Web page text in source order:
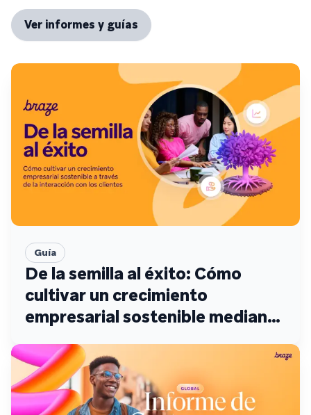
Ver informes y guías
Guía
De la semilla al éxito: Cómo
cultivar un crecimiento
empresarial sostenible mediante